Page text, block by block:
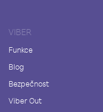
VIBER
Funkce
Blog
Bezpečnost
Viber Out